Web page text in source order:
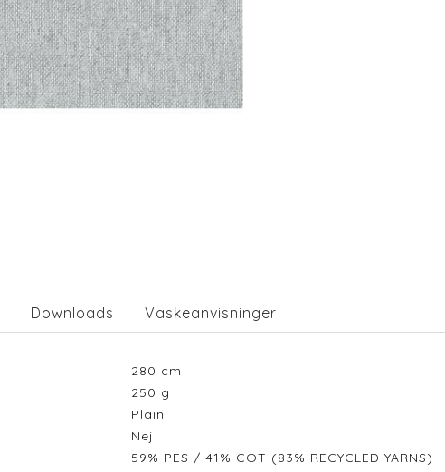
Downloads Vaskeanvisninger
280 cm
250 g
Plain
Nej
59% PES / 41% COT (83% RECYCLED YARNS)